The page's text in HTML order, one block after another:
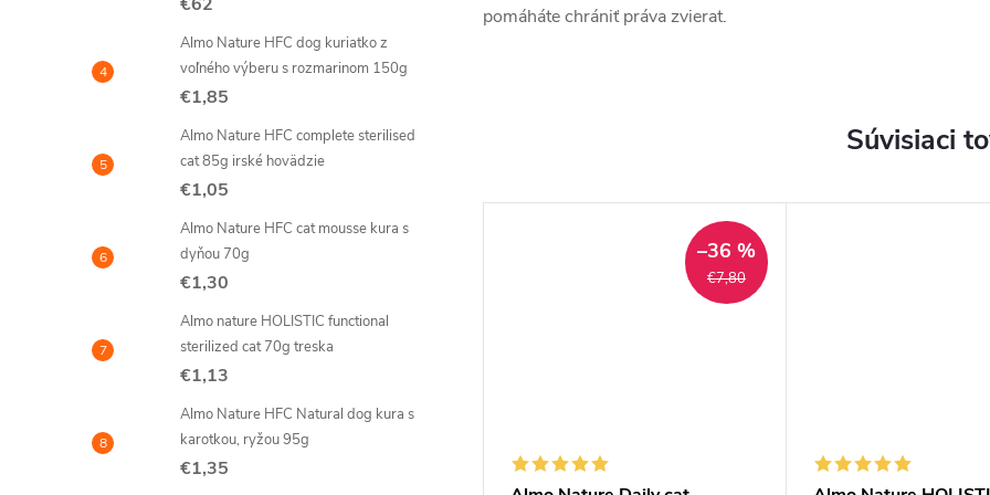
Almo Nature HFC dog kuriatko z
voľného výberu s rozmarinom 150g
€1,85
Almo Nature HFC complete sterilised
cat 85g irské hovädzie
€1,05
Almo Nature HFC cat mousse kura s
dyňou 70g
€1,30
Almo nature HOLISTIC functional
sterilized cat 70g treska
€1,13
Almo Nature HFC Natural dog kura s
karotkou, ryžou 95g
€1,35
pomáháte chrániť práva zvierat.
Súvisiaci
€7,80
–36 %